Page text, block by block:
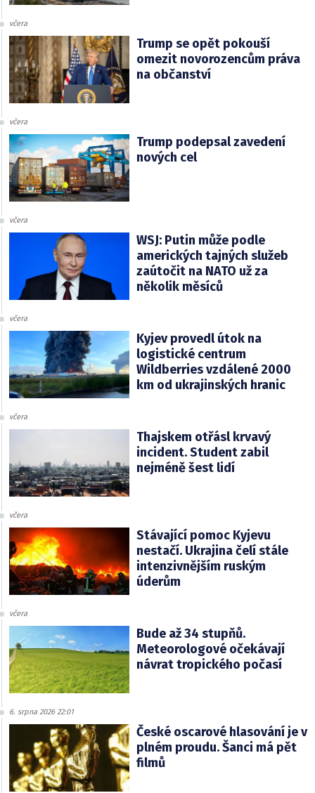
včera
Trump se opět pokouší
omezit novorozencům práva
na občanství
včera
Trump podepsal zavedení
nových cel
včera
WSJ: Putin může podle
amerických tajných služeb
zaútočit na NATO už za
několik měsíců
včera
Kyjev provedl útok na
logistické centrum
Wildberries vzdálené 2000
km od ukrajinských hranic
včera
Thajskem otřásl krvavý
incident. Student zabil
nejméně šest lidí
včera
Stávající pomoc Kyjevu
nestačí. Ukrajina čelí stále
intenzivnějším ruským
úderům
včera
Bude až 34 stupňů.
Meteorologové očekávají
návrat tropického počasí
6. srpna 2026 22:01
České oscarové hlasování je v
plném proudu. Šanci má pět
filmů